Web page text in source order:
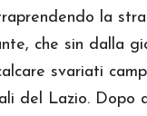
la
che sin dalla
svariati
del Lazio. Dopo